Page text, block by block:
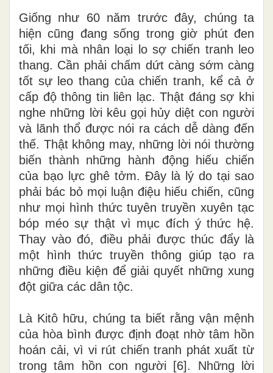
Giống như 60 năm trước đây, chúng ta
hiện cũng đang sống trong giờ phút đen
tối, khi mà nhân loại lo sợ chiến tranh leo
thang. Cần phải chấm dứt càng sớm càng
tốt sự leo thang của chiến tranh, kể cả ở
cấp độ thông tin liên lạc. Thật đáng sợ khi
nghe những lời kêu gọi hủy diệt con người
và lãnh thổ được nói ra cách dễ dàng đến
thế. Thật không may, những lời nói thường
biến thành những hành động hiếu chiến
của bạo lực ghê tởm. Đây là lý do tại sao
phải bác bỏ mọi luận điệu hiếu chiến, cũng
như mọi hình thức tuyên truyền xuyên tạc
bóp méo sự thật vì mục đích ý thức hệ.
Thay vào đó, điều phải được thúc đẩy là
một hình thức truyền thông giúp tạo ra
những điều kiện để giải quyết những xung
đột giữa các dân tộc.
Là Kitô hữu, chúng ta biết rằng vận mệnh
của hòa bình được định đoạt nhờ tâm hồn
hoán cải, vì vi rút chiến tranh phát xuất từ
trong tâm hồn con người [6]. Những lời